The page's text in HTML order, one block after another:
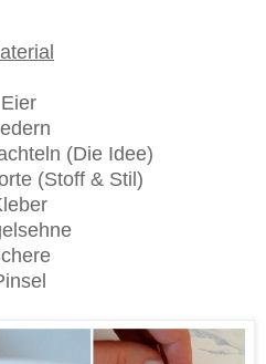
Eier
(Die Idee)
(Stoff & Stil)